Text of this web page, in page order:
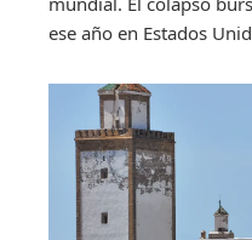
ese año en Estados